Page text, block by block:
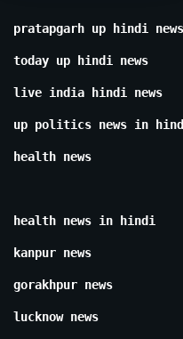
pratapgarh up hindi news
today up hindi news
live india hindi news
up politics news in
health news
health news in hindi
kanpur news
gorakhpur news
lucknow news